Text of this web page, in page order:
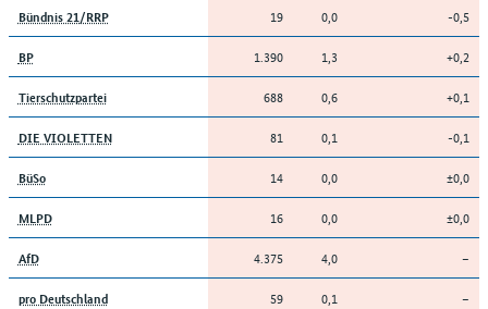
Bündnis 21/RRP 19 0,0 -0,5
BP 1.390 1,3 +0,2
Tierschutzpartei 688 0,6 +0,1
DIE VIOLETTEN 81 0,1 -0,1
BüSo 14 0,0 ±0,0
MLPD 16 0,0 ±0,0
AfD 4.375 4,0 –
pro Deutschland 59 0,1 –